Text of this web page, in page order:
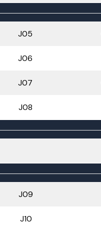
J05
J06
J07
J08
J09
J10